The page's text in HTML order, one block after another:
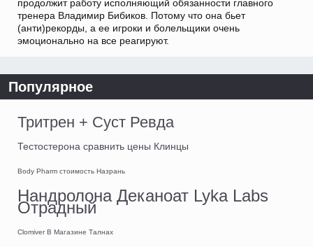
продолжит работу исполняющий обязанности главного
тренера Владимир Бибиков. Потому что она бьет
(анти)рекорды, а ее игроки и болельщики очень
эмоционально на все реагируют.
Популярное
Тритрен + Суст Ревда
Тестостерона сравнить цены Клинцы
Body Pharm стоимость Назрань
Нандролона Деканоат Lyka Labs
Отрадный
Clomiver В Магазине Талнах